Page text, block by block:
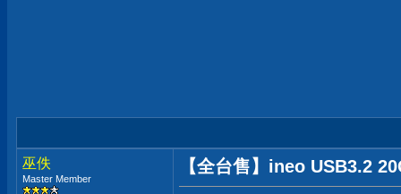
巫佚
Master Member
【全台售】ineo USB3.2